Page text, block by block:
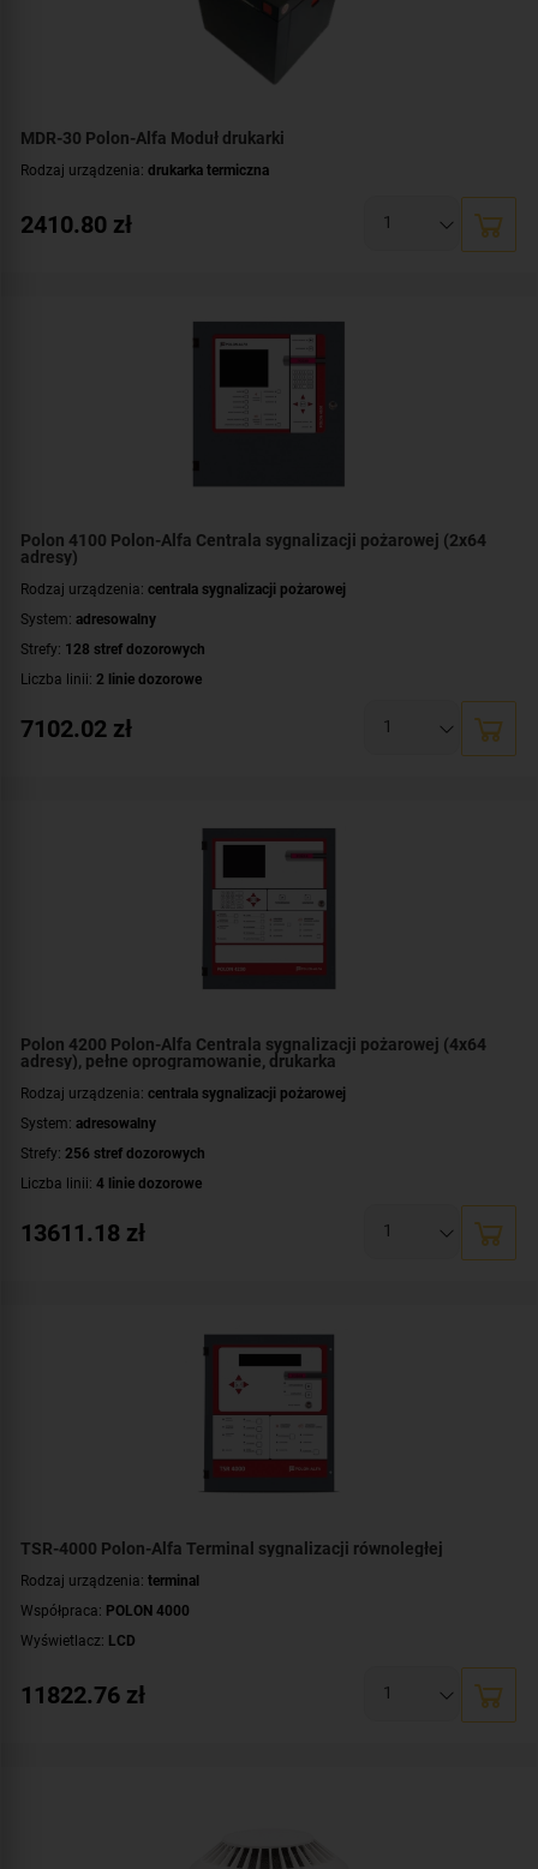
MDR-30 Polon-Alfa Moduł drukarki
Rodzaj urządzenia: drukarka termiczna
2410.80 zł
Polon 4100 Polon-Alfa Centrala sygnalizacji pożarowej (2x64
adresy)
Rodzaj urządzenia: centrala sygnalizacji pożarowej
System: adresowalny
Strefy: 128 stref dozorowych
Liczba linii: 2 linie dozorowe
Wyświetlacz: LCD
7102.02 zł
Polon 4200 Polon-Alfa Centrala sygnalizacji pożarowej (4x64
adresy), pełne oprogramowanie, drukarka
Rodzaj urządzenia: centrala sygnalizacji pożarowej
System: adresowalny
Strefy: 256 stref dozorowych
Liczba linii: 4 linie dozorowe
Wyświetlacz: LCD
13611.18 zł
TSR-4000 Polon-Alfa Terminal sygnalizacji równoległej
Rodzaj urządzenia: terminal
Współpraca: POLON 4000
Wyświetlacz: LCD
11822.76 zł